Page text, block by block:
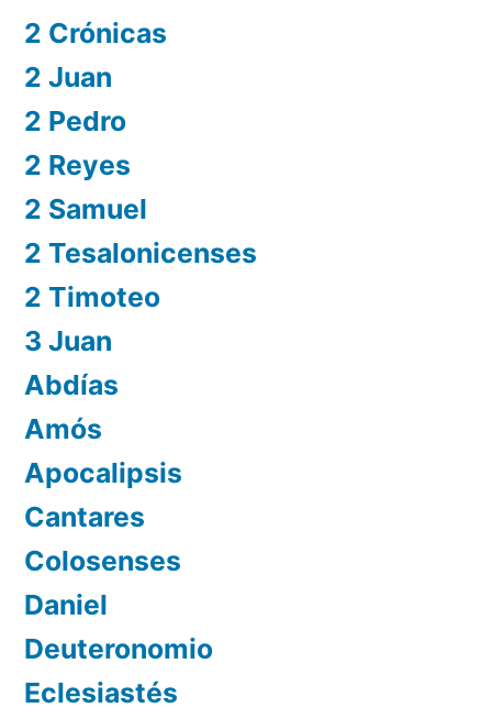
2 Crónicas
2 Juan
2 Pedro
2 Reyes
2 Samuel
2 Tesalonicenses
2 Timoteo
3 Juan
Abdías
Amós
Apocalipsis
Cantares
Colosenses
Daniel
Deuteronomio
Eclesiastés